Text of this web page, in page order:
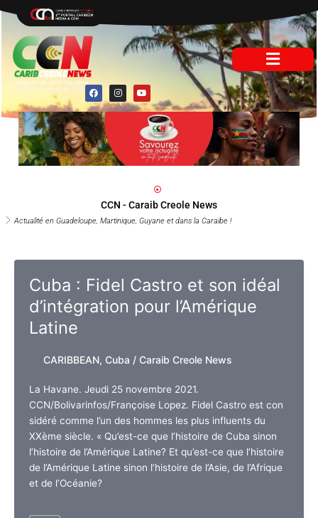
contenu
F
a
c
e
b
o
o
k
I
n
s
t
m
Y
o
u
t
b
e
Actualité en Guadeloupe, Martinique, Guyane et dans la Caraïbe !
CCN - Caraib Creole News
Cuba : Fidel Castro et son idéal
d’intégration pour l’Amérique
Latine
CARIBBEAN, Cuba / Caraib Creole News
La Havane. Jeudi 25 novembre 2021.
CCN/Bolivarinfos/Françoise Lopez. Fidel Castro est con
sidéré comme l’un des hommes les plus influents du
XXème siècle. « Qu’est-ce que l’histoire de Cuba sinon
l’histoire de l’Amérique Latine? Et qu’est-ce que l’histoire
de l’Amérique Latine sinon l’histoire de l’Asie, de l’Afrique
et de l’Océanie?